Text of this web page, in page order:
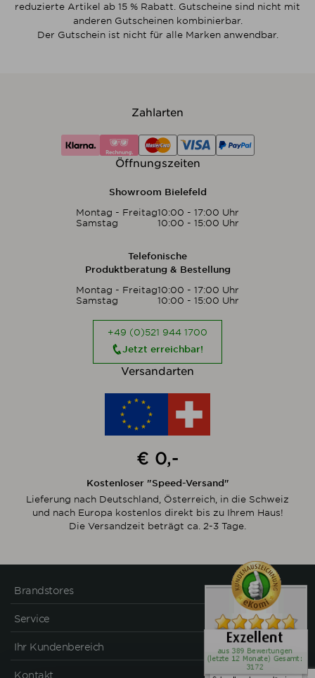
reduzierte Artikel ab 15 % Rabatt. Gutscheine sind nicht mit
anderen Gutscheinen kombinierbar.
Der Gutschein ist nicht für alle Marken anwendbar.
Zahlarten
Öffnungszeiten
Showroom Bielefeld
Montag - Freitag10:00 - 17:00 Uhr
Samstag
10:00 - 15:00 Uhr
Telefonische
Produktberatung & Bestellung
Montag - Freitag10:00 - 17:00 Uhr
Samstag
10:00 - 15:00 Uhr
+49 (0)521 944 1700
Jetzt erreichbar!
Versandarten
€ 0,-
Kostenloser "Speed-Versand"
Lieferung nach Deutschland, Österreich, in die Schweiz
und nach Europa kostenlos direkt bis zu Ihrem Haus!
Die Versandzeit beträgt ca. 2-3 Tage.
Brandstores
Service
Ihr Kundenbereich
Kontakt